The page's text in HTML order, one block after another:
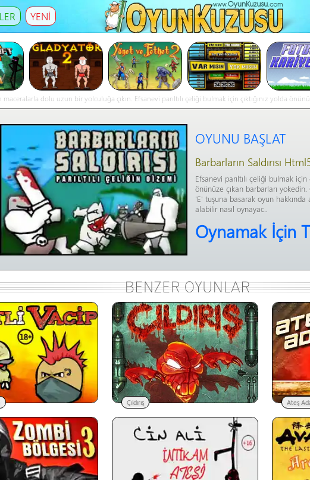
YENİ
maceralarla dolu uzun bir yolculuğa çıkın. Efsanevi parıltılı çeliği bulmak için çıktığınız yolda
bilgi alabilir nasıl oynayac..- Barbarların Saldırısı online oyna
OYUNU BAŞLAT
Barbarların Saldırısı
Efsanevi parıltılı çeliği bulmak için
önünüze çıkan barbarları yokedin.
'E' tuşuna basarak oyun hakkında
alabilir nasıl oynayac..
Oynamak İçin
Çıldırış Ateş